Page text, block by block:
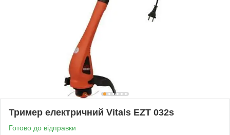
Тример електричний Vitals EZT 032s
Готово до відправки